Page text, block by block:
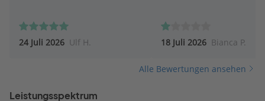
24 Juli 2026 Ulf H. 18 Juli 2026 Bianca P.
Alle Bewertungen ansehen
Leistungsspektrum